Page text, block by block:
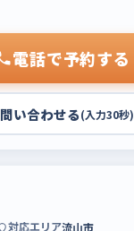
電話で予約する
問い合わせる(入力30秒)
対応エリア流山市